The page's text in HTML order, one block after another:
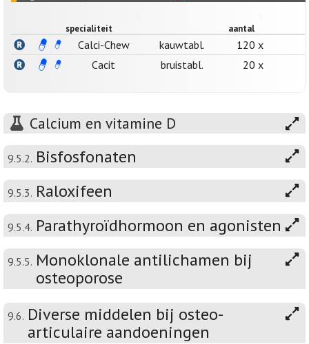
specialiteit aantal
Calci-Chew kauwtabl.
120 x
Cacit
bruistabl. 20 x
Calcium en vitamine D
9.5.2. Bisfosfonaten
9.5.3. Raloxifeen
9.5.4. Parathyroïdhormoon en agonisten
9.5.5. Monoklonale antilichamen bij
osteoporose
9.6. Diverse middelen bij osteo-
articulaire aandoeningen